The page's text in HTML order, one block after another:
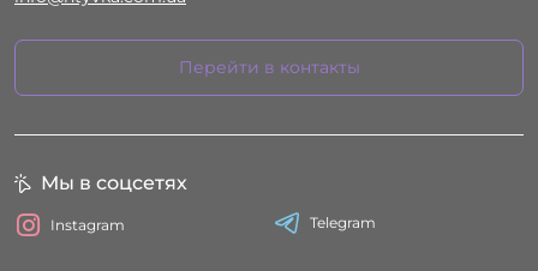
Перейти в контакты
Мы в соцсетях
Instagram Telegram